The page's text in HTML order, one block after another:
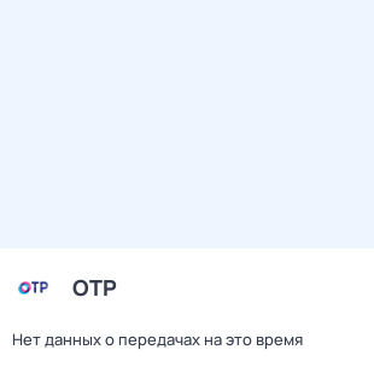
ОТР
Нет данных о передачах на это время